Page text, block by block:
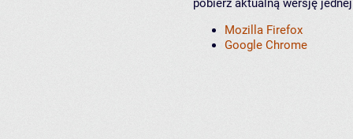
pobierz aktualną wersję
Mozilla Firefox
Google Chrome